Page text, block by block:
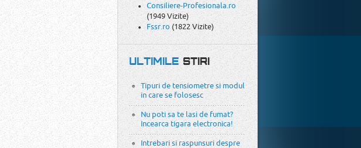
Consiliere-Profesionala.ro
(1949 Vizite)
Fssr.ro (1822 Vizite)
ULTIMILESTIRI
Tipuri de tensiometre si modul
in care se folosesc
Nu poti sa te lasi de fumat?
Incearca tigara electronica!
Intrebari si raspunsuri despre